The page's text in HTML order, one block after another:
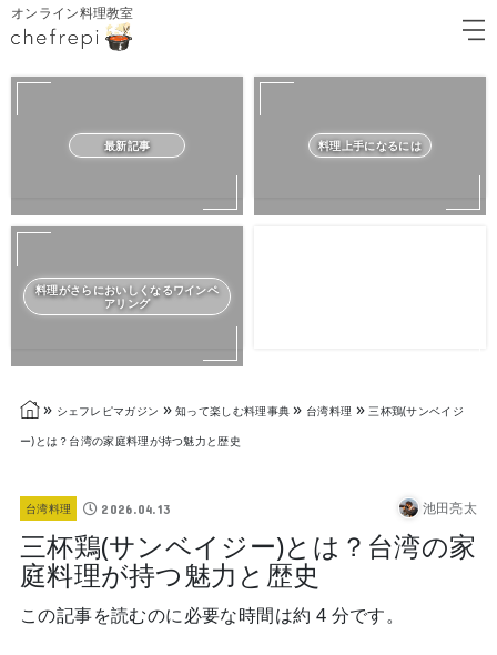
オンライン料理教室
最新記事 料理上手になるには
料理がさらにおいしくなるワインペ
アリング
» シェフレピマガジン » 知って楽しむ料理事典 » 台湾料理 »三杯鶏(サンベイジ
ー)とは？台湾の家庭料理が持つ魅力と歴史
台湾料理 2026.04.13 池田亮太
三杯鶏(サンベイジー)とは？台湾の家
庭料理が持つ魅力と歴史
この記事を読むのに必要な時間は約 4 分です。